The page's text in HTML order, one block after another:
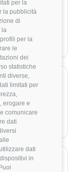
per la
la pubblicità
di
la
per la
le
dei
statistiche
diverse,
limitati per
erogare e
comunicare
dati
dati
in